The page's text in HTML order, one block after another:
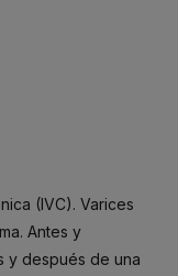
(IVC). Varices
Antes y
y después de una